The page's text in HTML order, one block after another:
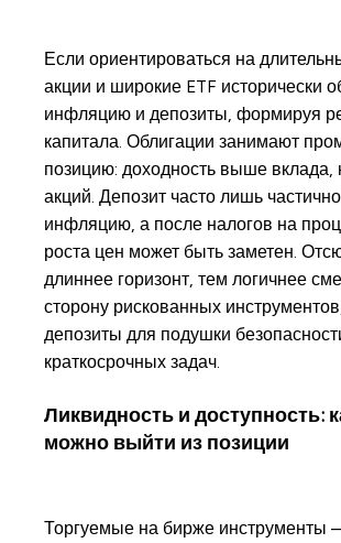
Если ориентироваться на
акции и широкие ETF исторически
инфляцию и депозиты, формируя
капитала. Облигации занимают
позицию: доходность выше
акций. Депозит часто лишь
инфляцию, а после налогов на
роста цен может быть заметен.
длиннее горизонт, тем логичнее
сторону рискованных
депозиты для подушки
краткосрочных задач.
Ликвидность и доступность:
можно выйти из позиции
Торгуемые на бирже инструменты